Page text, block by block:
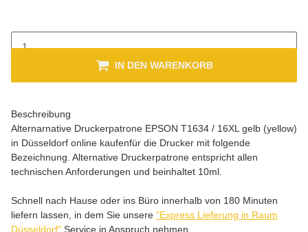
IN DEN WARENKORB
Beschreibung
Alternarnative Druckerpatrone EPSON T1634 / 16XL gelb (yellow)
in Düsseldorf online kaufenfür die Drucker mit folgende
Bezeichnung. Alternative Druckerpatrone entspricht allen
technischen Anforderungen und beinhaltet 10ml.
Schnell nach Hause oder ins Büro innerhalb von 180 Minuten
liefern lassen, in dem Sie unsere "Express Lieferung in Raum
Düsseldorf" Service in Anspruch nehmen.